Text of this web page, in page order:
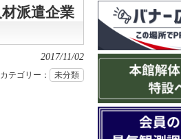
派遣企業
2017/11/02
カテゴリー： 未分類